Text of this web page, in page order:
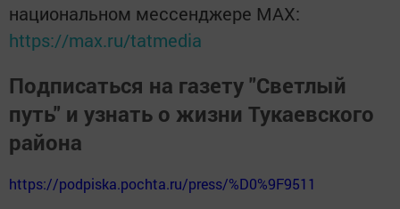
национальном мессенджере MАХ:
https://max.ru/tatmedia
Подписаться на газету "Светлый
путь" и узнать о жизни Тукаевского
района
https://podpiska.pochta.ru/press/%D0%9F9511